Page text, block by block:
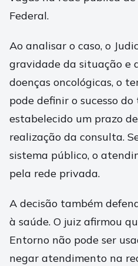
Federal.
Ao analisar o caso, o
gravidade da situação e
doenças oncológicas, o
pode definir o sucesso
estabelecido um prazo
realização da consulta.
sistema público, o
pela rede privada.
A decisão também
à saúde. O juiz afirmou
Entorno não pode ser
negar atendimento na